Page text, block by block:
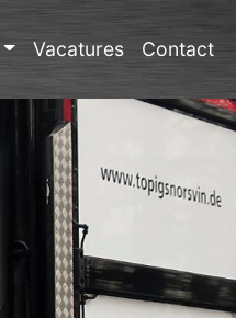
Vacatures Contact